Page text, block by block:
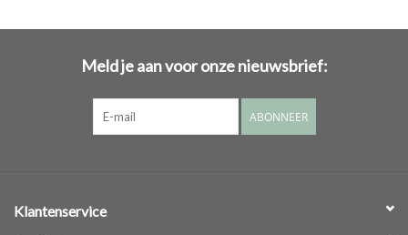
Meld je aan voor onze nieuwsbrief:
ABONNEER
Klantenservice